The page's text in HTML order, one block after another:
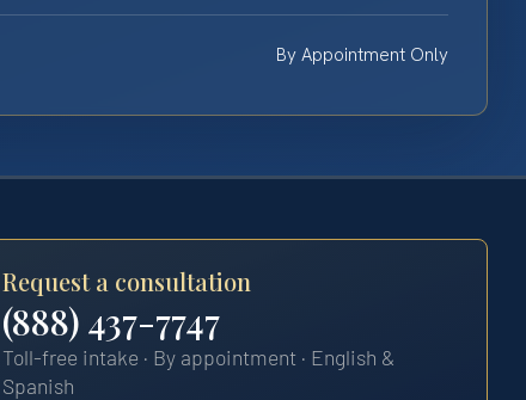
By Appointment Only
Request a consultation
(888) 437-7747
Toll-free intake · By appointment · English &
Spanish